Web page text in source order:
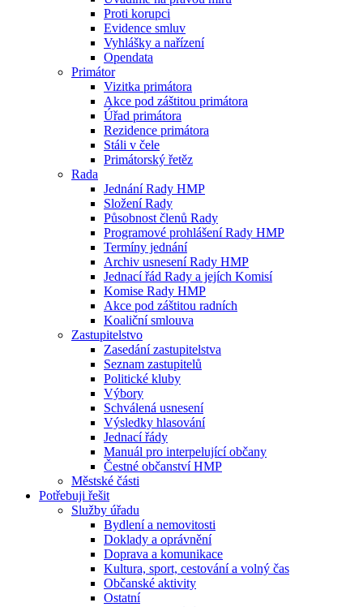
Proti korupci
Evidence smluv
Vyhlášky a nařízení
Opendata
Primátor
Vizitka primátora
Akce pod záštitou primátora
Úřad primátora
Rezidence primátora
Stáli v čele
Primátorský řetěz
Rada
Jednání Rady HMP
Složení Rady
Působnost členů Rady
Programové prohlášení Rady HMP
Termíny jednání
Archiv usnesení Rady HMP
Jednací řád Rady a jejích Komisí
Komise Rady HMP
Akce pod záštitou radních
Koaliční smlouva
Zastupitelstvo
Zasedání zastupitelstva
Seznam zastupitelů
Politické kluby
Výbory
Schválená usnesení
Výsledky hlasování
Jednací řády
Manuál pro interpelující občany
Čestné občanství HMP
Městské části
Potřebuji řešit
Služby úřadu
Bydlení a nemovitosti
Doklady a oprávnění
Doprava a komunikace
Kultura, sport, cestování a volný čas
Občanské aktivity
Ostatní